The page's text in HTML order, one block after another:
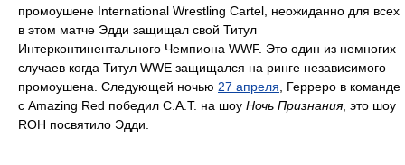
промоушене International Wrestling Cartel, неожиданно для всех
в этом матче Эдди защищал свой Титул
Интерконтинентального Чемпиона WWF. Это один из немногих
случаев когда Титул WWE защищался на ринге независимого
промоушена. Следующей ночью 27 апреля , Герреро в команде
с Amazing Red победил С.А.Т. на шоу Ночь Признания, это шоу
ROH посвятило Эдди.